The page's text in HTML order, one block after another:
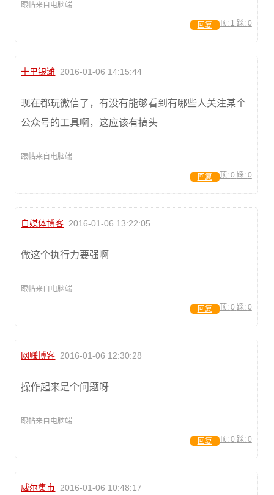
跟帖来自电脑端
顶: 1 踩: 0
回复
十里银滩 2016-01-06 14:15:44
现在都玩微信了，有没有能够看到有哪些人关注某个
公众号的工具啊，这应该有搞头
跟帖来自电脑端
顶: 0 踩: 0
回复
自媒体博客 2016-01-06 13:22:05
做这个执行力要强啊
跟帖来自电脑端
顶: 0 踩: 0
回复
网赚博客 2016-01-06 12:30:28
操作起来是个问题呀
跟帖来自电脑端
顶: 0 踩: 0
回复
威尔集市 2016-01-06 10:48:17